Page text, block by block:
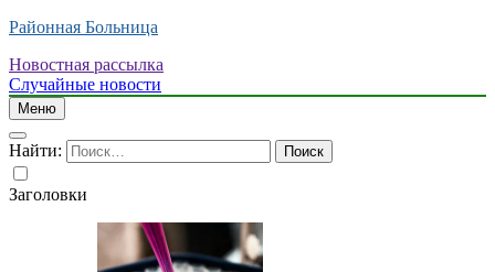
Районная Больница
Новостная рассылка
Случайные новости
Меню
Найти:
Заголовки